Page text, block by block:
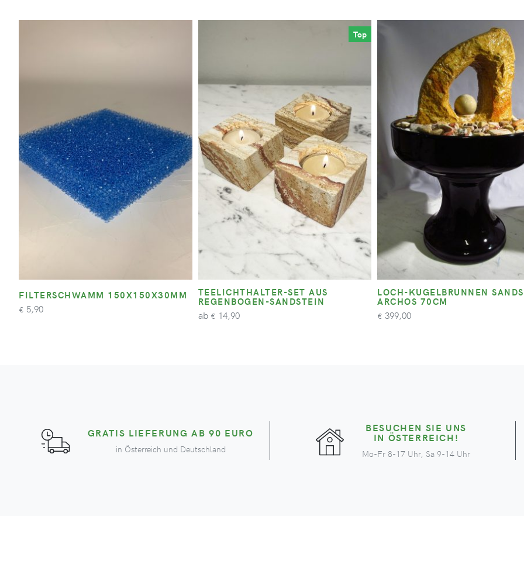
FILTERSCHWAMM 150X150X30MM
€ 5,90
Top
TEELICHTHALTER-SET AUS
REGENBOGEN-SANDSTEIN
ab € 14,90
LOCH-KUGELBRUNNEN
ARCHOS 70CM
€ 399,00
GRATIS LIEFERUNG AB 90 EURO
in Österreich und Deutschland
BESUCHEN SIE UNS
IN ÖSTERREICH!
Mo-Fr 8-17 Uhr, Sa 9-14 Uhr